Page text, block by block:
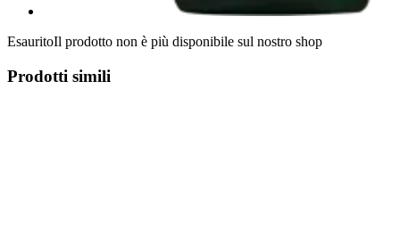
EsauritoIl prodotto non è più disponibile sul nostro shop
Prodotti simili